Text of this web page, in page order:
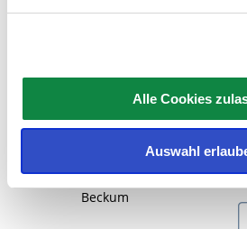
Alle Cookies
Auswahl
Wolfgang König
Nachwuchs des Cross
Over Jugendchors,
Beckum